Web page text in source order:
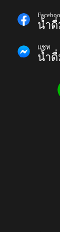
น้ำดื่
แชท
น้ำดื่